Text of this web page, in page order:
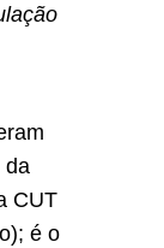
da
CUT
é o